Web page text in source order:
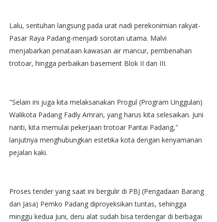
Lalu, sentuhan langsung pada urat nadi perekonimian rakyat-
Pasar Raya Padang-menjadi sorotan utama. Malvi
menjabarkan penataan kawasan air mancur, pembenahan
trotoar, hingga perbaikan basement Blok II dan III.
"Selain ini juga kita melaksanakan Progul (Program Unggulan)
Walikota Padang Fadly Amran, yang harus kita selesaikan. Juni
nanti, kita memulai pekerjaan trotoar Pantai Padang,"
lanjutnya menghubungkan estetika kota dengan kenyamanan
pejalan kaki.
Proses tender yang saat ini bergulir di PBJ (Pengadaan Barang
dan Jasa) Pemko Padang diproyeksikan tuntas, sehingga
minggu kedua Juni, deru alat sudah bisa terdengar di berbagai